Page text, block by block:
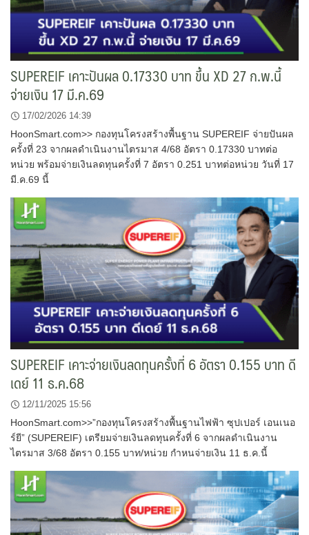
SUPEREIF เคาะปันผล 0.17330 บาท ขึ้น XD 27 ก.พ.นี้
จ่ายเงิน 17 มี.ค.69
17/02/2026 14:39
HoonSmart.com>> กองทุนโครงสร้างพื้นฐาน SUPEREIF จ่ายปันผล
ครั้งที่ 23 จากผลดำเนินงานไตรมาส 4/68 อัตรา 0.17330 บาทต่อ
หน่วย พร้อมจ่ายเงินลดทุนครั้งที่ 7 อัตรา 0.251 บาทต่อหน่วย วันที่ 17
มี.ค.69 นี้
SUPEREIF เคาะจ่ายเงินลดทุนครั้งที่ 6 อัตรา 0.155 บาท ดี
เดย์ 11 ธ.ค.68
12/11/2025 15:56
HoonSmart.com>>”กองทุนโครงสร้างพื้นฐานไฟฟ้า ซุปเปอร์ เอนเนอ
ร์ยี” (SUPEREIF) เตรียมจ่ายเงินลดทุนครั้งที่ 6 จากผลดำเนินงาน
ไตรมาส 3/68 อัตรา 0.155 บาท/หน่วย กำหนจ่ายเงิน 11 ธ.ค.นี้